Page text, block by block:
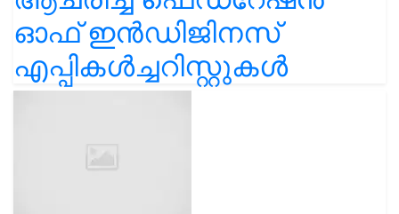
ഓഫ് ഇൻഡിജിനസ്
എപ്പികൾച്ചറിസ്റ്റുകൾ